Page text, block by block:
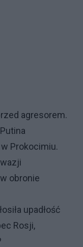
agresorem.
w Prokocimiu.
obronie
upadłość
Rosji,